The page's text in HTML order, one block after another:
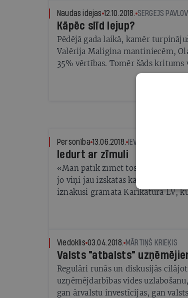
Naudas idejas 12.10.2018. SERGEJS
Kāpēc slīd lejup?
Pēdējā gada laikā, kamēr
Valērija Maligina mantiniecēm,
35% vērtības. Tomēr šāds
daudzu investoru iecienītās SAF
Vai tagad ir vērts iepirkt akcijas,
Personība 13.06.2018. IEVA ALBERTE
Iedurt ar zīmuli
«Man patīk zīmēt tos politiķus, ar
jo viņi jau izskatās kā karikatūras,»
iznākusi grāmata Karikatūra LV,
Viedoklis 03.04.2018. MĀRTIŅŠ KRIEĶIS
Valsts "atbalsts"
Regulāri runās un diskusijās
uzņēmējdarbības vides
gan ārvalstu investīcijas, gan